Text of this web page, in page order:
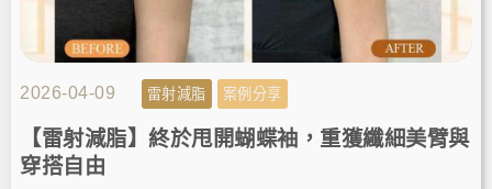
2026-04-09 雷射減脂 案例分享
【雷射減脂】終於甩開蝴蝶袖，重獲纖細美臂與
穿搭自由